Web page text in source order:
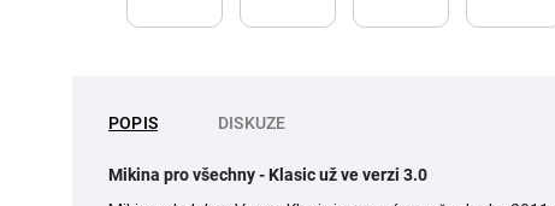
POPIS DISKUZE
Mikina pro všechny- Klasic už ve verzi 3.0